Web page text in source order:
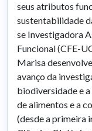
seus atributos
sustentabilidade
se Investigadora
Funcional (CFE-
Marisa
avanço da
biodiversidade e
de alimentos e a
(desde a primeira